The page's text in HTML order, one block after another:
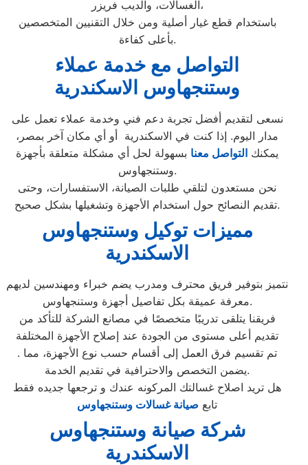
الغسالات، والديب فريزر،
باستخدام قطع غيار أصلية ومن خلال التقنيين المتخصصين
بأعلى كفاءة.
التواصل مع خدمة عملاء
وستنجهاوس الاسكندرية
نسعى لتقديم أفضل تجربة دعم فني وخدمة عملاء تعمل على
مدار اليوم. إذا كنت في الاسكندرية أو أي مكان آخر بمصر،
يمكنك التواصل معنا بسهولة لحل أي مشكلة متعلقة بأجهزة
وستنجهاوس.
نحن مستعدون لتلقي طلبات الصيانة، الاستفسارات، وحتى
تقديم النصائح حول استخدام الأجهزة وتشغيلها بشكل صحيح.
مميزات توكيل وستنجهاوس
الاسكندرية
نتميز بتوفير فريق محترف ومدرب يضم خبراء ومهندسين لديهم
معرفة عميقة بكل تفاصيل أجهزة وستنجهاوس.
فريقنا يتلقى تدريبًا متخصصًا في مصانع الشركة للتأكد من
تقديم أعلى مستوى من الجودة عند إصلاح الأجهزة المختلفة
. تم تقسيم فرق العمل إلى أقسام حسب نوع الأجهزة، مما
يضمن التخصص والاحترافية في تقديم الخدمة.
هل تريد اصلاح غسالتك المركونه عندك و ترجعها جديده فقط
تابع صيانة غسالات وستنجهاوس
شركة صيانة وستنجهاوس
الاسكندرية